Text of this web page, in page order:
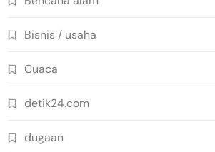
Bisnis / usaha
Cuaca
detik24.com
dugaan